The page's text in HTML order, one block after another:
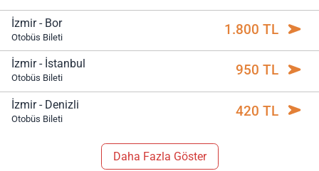
İzmir - Bor
Otobüs Bileti 1.800 TL
İzmir - İstanbul
Otobüs Bileti 950 TL
İzmir - Denizli
Otobüs Bileti 420 TL
Daha Fazla Göster